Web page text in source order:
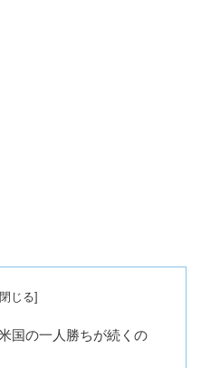
国の一人勝ちが続くの